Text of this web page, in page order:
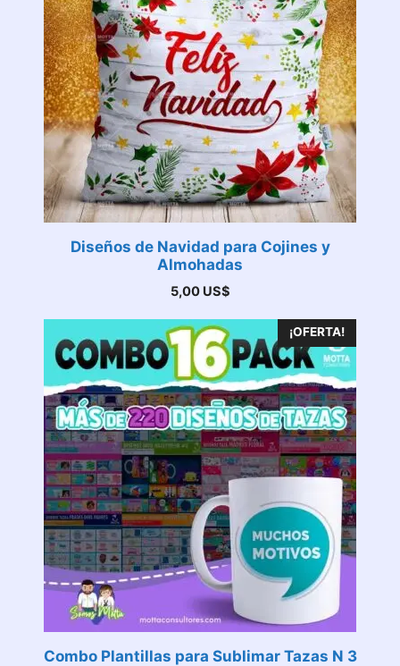
Diseños de Navidad para Cojines y
Almohadas
5,00 US$
¡OFERTA!
Combo Plantillas para Sublimar Tazas N 3